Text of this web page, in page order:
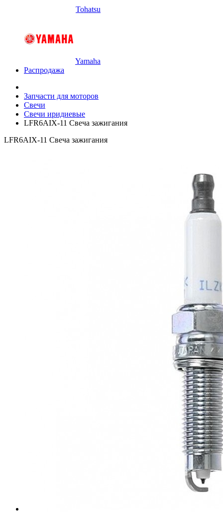
Tohatsu
Yamaha
Распродажа
Запчасти для моторов
Свечи
Свечи иридиевые
LFR6AIX-11 Свеча зажигания
LFR6AIX-11 Свеча зажигания